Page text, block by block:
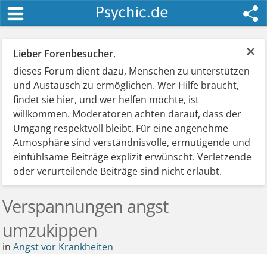
×
Lieber Forenbesucher,
dieses Forum dient dazu, Menschen zu unterstützen
und Austausch zu ermöglichen. Wer Hilfe braucht,
findet sie hier, und wer helfen möchte, ist
willkommen. Moderatoren achten darauf, dass der
Umgang respektvoll bleibt. Für eine angenehme
Atmosphäre sind verständnisvolle, ermutigende und
einfühlsame Beiträge explizit erwünscht. Verletzende
oder verurteilende Beiträge sind nicht erlaubt.
Verspannungen angst
umzukippen
inAngst vor Krankheiten